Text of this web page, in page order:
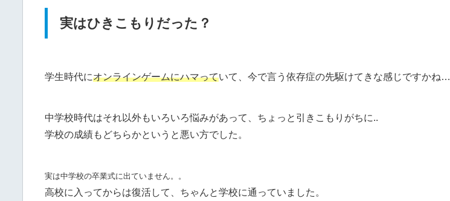
実はひきこもりだった？
学生時代にオンラインゲームにハマっていて、今で言う依存症の先駆けてきな感じですかね…
中学校時代はそれ以外もいろいろ悩みがあって、ちょっと引きこもりがちに..
学校の成績もどちらかというと悪い方でした。
実は中学校の卒業式に出ていません。。
高校に入ってからは復活して、ちゃんと学校に通っていました。